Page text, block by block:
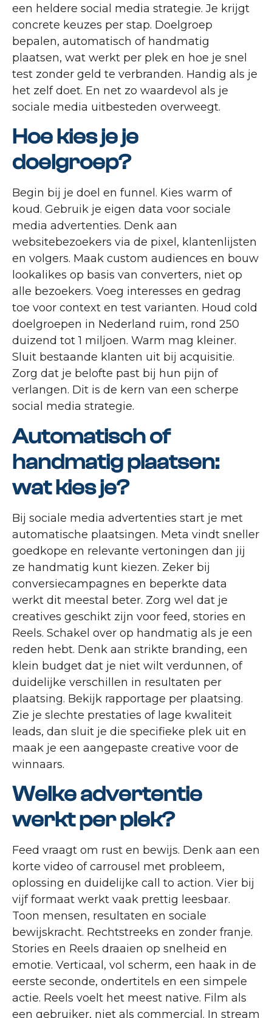
een heldere social media strategie. Je krijgt
concrete keuzes per stap. Doelgroep
bepalen, automatisch of handmatig
plaatsen, wat werkt per plek en hoe je snel
test zonder geld te verbranden. Handig als je
het zelf doet. En net zo waardevol als je
sociale media uitbesteden overweegt.
Hoe kies je je
doelgroep?
Begin bij je doel en funnel. Kies warm of
koud. Gebruik je eigen data voor sociale
media advertenties. Denk aan
websitebezoekers via de pixel, klantenlijsten
en volgers. Maak custom audiences en bouw
lookalikes op basis van converters, niet op
alle bezoekers. Voeg interesses en gedrag
toe voor context en test varianten. Houd cold
doelgroepen in Nederland ruim, rond 250
duizend tot 1 miljoen. Warm mag kleiner.
Sluit bestaande klanten uit bij acquisitie.
Zorg dat je belofte past bij hun pijn of
verlangen. Dit is de kern van een scherpe
social media strategie.
Automatisch of
handmatig plaatsen:
wat kies je?
Bij sociale media advertenties start je met
automatische plaatsingen. Meta vindt sneller
goedkope en relevante vertoningen dan jij
ze handmatig kunt kiezen. Zeker bij
conversiecampagnes en beperkte data
werkt dit meestal beter. Zorg wel dat je
creatives geschikt zijn voor feed, stories en
Reels. Schakel over op handmatig als je een
reden hebt. Denk aan strikte branding, een
klein budget dat je niet wilt verdunnen, of
duidelijke verschillen in resultaten per
plaatsing. Bekijk rapportage per plaatsing.
Zie je slechte prestaties of lage kwaliteit
leads, dan sluit je die specifieke plek uit en
maak je een aangepaste creative voor de
winnaars.
Welke advertentie
werkt per plek?
Feed vraagt om rust en bewijs. Denk aan een
korte video of carrousel met probleem,
oplossing en duidelijke call to action. Vier bij
vijf formaat werkt vaak prettig leesbaar.
Toon mensen, resultaten en sociale
bewijskracht. Rechtstreeks en zonder franje.
Stories en Reels draaien op snelheid en
emotie. Verticaal, vol scherm, een haak in de
eerste seconde, ondertitels en een simpele
actie. Reels voelt het meest native. Film als
een gebruiker, niet als commercial. In stream